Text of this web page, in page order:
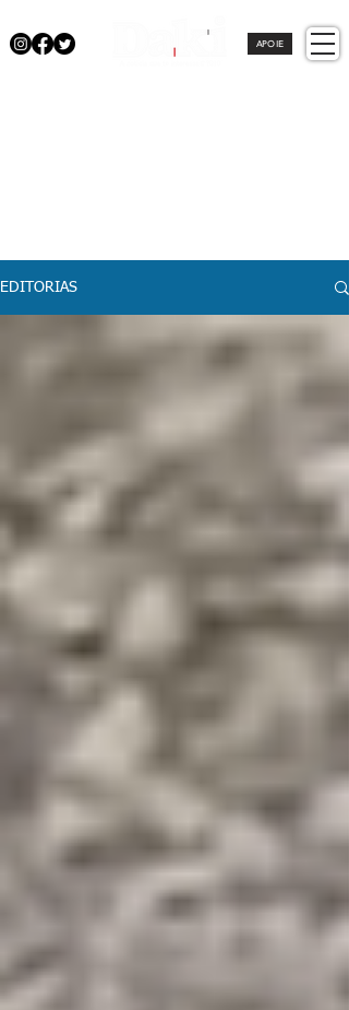
APOIE
EDITORIAS